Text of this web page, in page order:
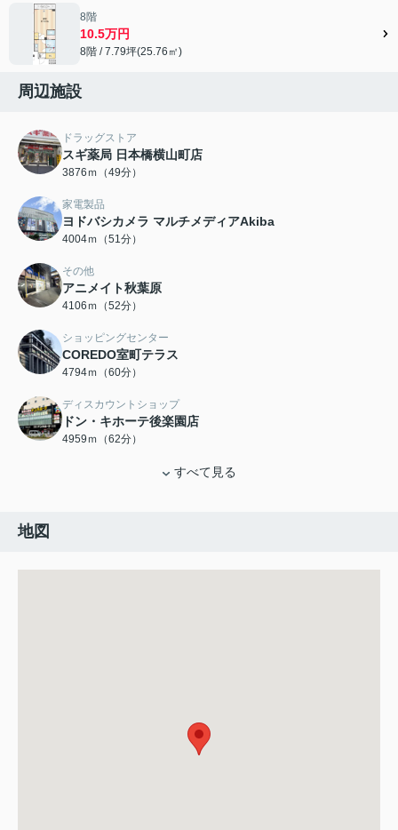
8階
10.5万円
8階 / 7.79坪(25.76㎡)
周辺施設
ドラッグストア
スギ薬局 日本橋横山町店
3876ｍ（49分）
家電製品
ヨドバシカメラ マルチメディアAkiba
4004ｍ（51分）
その他
アニメイト秋葉原
4106ｍ（52分）
ショッピングセンター
COREDO室町テラス
4794ｍ（60分）
ディスカウントショップ
ドン・キホーテ後楽園店
4959ｍ（62分）
すべて見る
地図